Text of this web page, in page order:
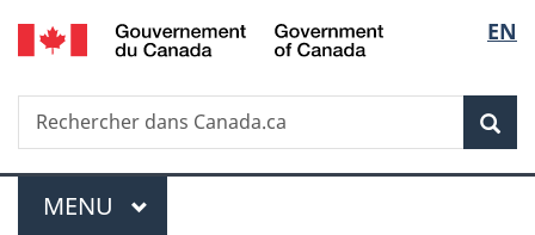
Passer
au
principal
Passer
à
Au
du
Passer
à
version
simplifiée
de
la
EN
Recherche
Rechercher
dans
Menu
MENU PRINCIPAL